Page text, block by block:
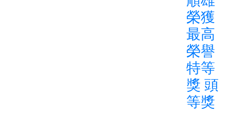
榮獲
最高
榮譽
特等
獎 頭
等獎